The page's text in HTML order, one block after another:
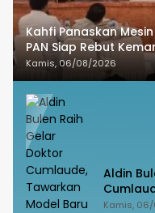
Kahfi Panaskan
PAN Siap Rebut
Kamis, 06/08/2026
Aldin
Kamis,